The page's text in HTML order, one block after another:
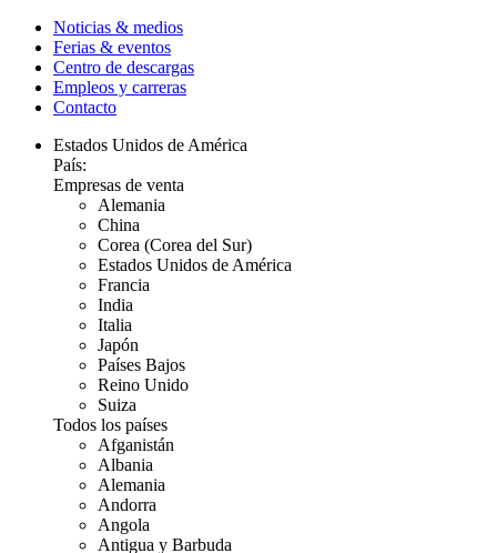
Noticias & medios
Ferias & eventos
Centro de descargas
Empleos y carreras
Contacto
Estados Unidos de América
País:
Empresas de venta
Alemania
China
Corea (Corea del Sur)
Estados Unidos de América
Francia
India
Italia
Japón
Países Bajos
Reino Unido
Suiza
Todos los países
Afganistán
Albania
Alemania
Andorra
Angola
Antigua y Barbuda